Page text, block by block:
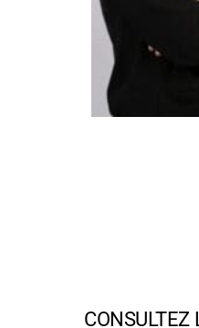
CONSULTEZ